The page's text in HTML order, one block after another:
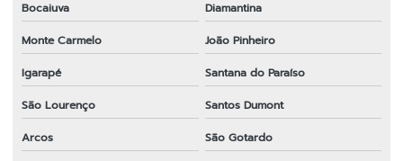
Bocaiuva
Diamantina
Monte Carmelo
João Pinheiro
Igarapé
Santana do Paraíso
São Lourenço
Santos Dumont
Arcos
São Gotardo